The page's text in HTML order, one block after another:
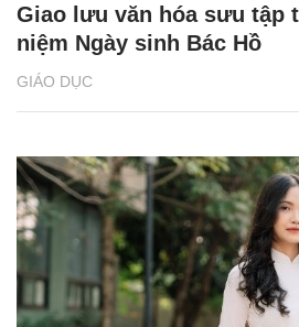
GIÁO DỤC
Giao lưu văn hóa sưu tập
niệm Ngày sinh Bác Hồ